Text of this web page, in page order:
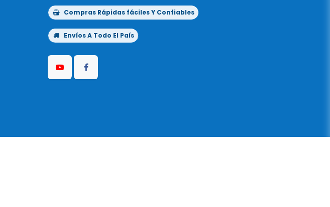
Compras Rápidas fáciles Y Confiables
Envíos A Todo El País